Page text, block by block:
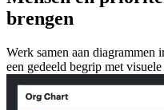
brengen
Werk samen aan diagrammen
een gedeeld begrip met